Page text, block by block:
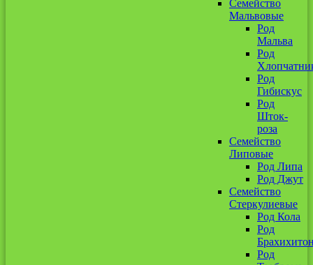
Семейство
Мальвовые
Род
Мальва
Род
Род
Гибискус
Род
Шток-
роза
Семейство
Липовые
Род Липа
Род Джут
Семейство
Стеркулиевые
Род Кола
Род
Род